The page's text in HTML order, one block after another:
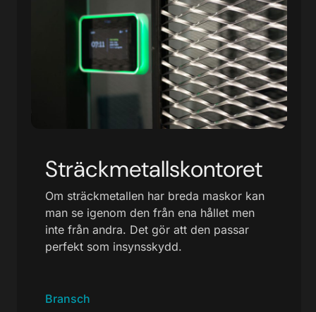
Sträckmetallskontoret
Om sträckmetallen har breda maskor kan
man se igenom den från ena hållet men
inte från andra. Det gör att den passar
perfekt som insynsskydd.
Bransch